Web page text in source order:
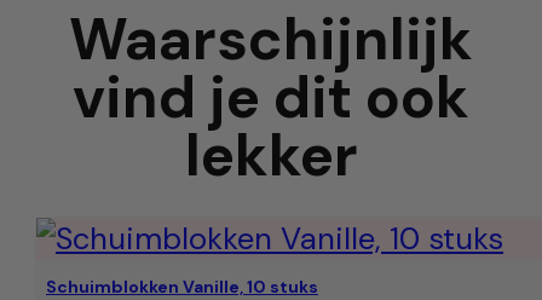
Waarschijnlijk
vind je dit ook
lekker
Schuimblokken Vanille, 10 stuks